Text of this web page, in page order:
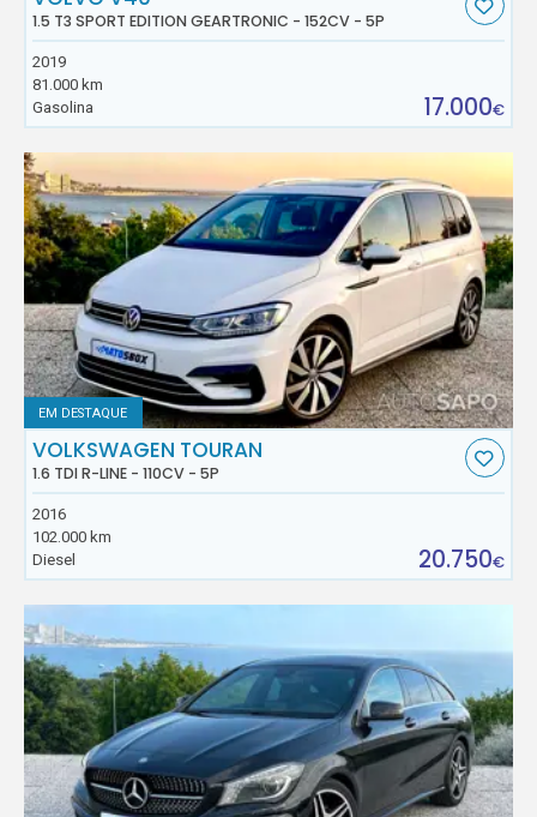
1.5 T3 SPORT EDITION GEARTRONIC - 152CV - 5P
2019
81.000 km
Gasolina
17.000€
EM DESTAQUE
VOLKSWAGEN TOURAN
1.6 TDI R-LINE - 110CV - 5P
2016
102.000 km
Diesel
20.750€